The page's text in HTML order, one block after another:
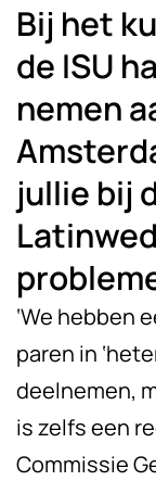
Bij het
de ISU
nemen
jullie bij
‘We hebben
paren in
deelnemen,
is zelfs een
Commissie